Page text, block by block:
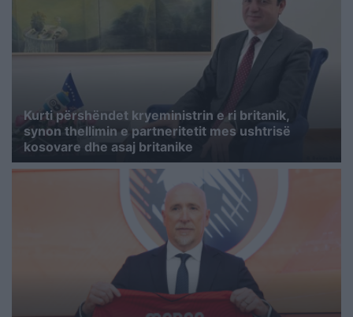
Kurti përshëndet kryeministrin e ri britanik,
synon thellimin e partneritetit mes ushtrisë
kosovare dhe asaj britanike